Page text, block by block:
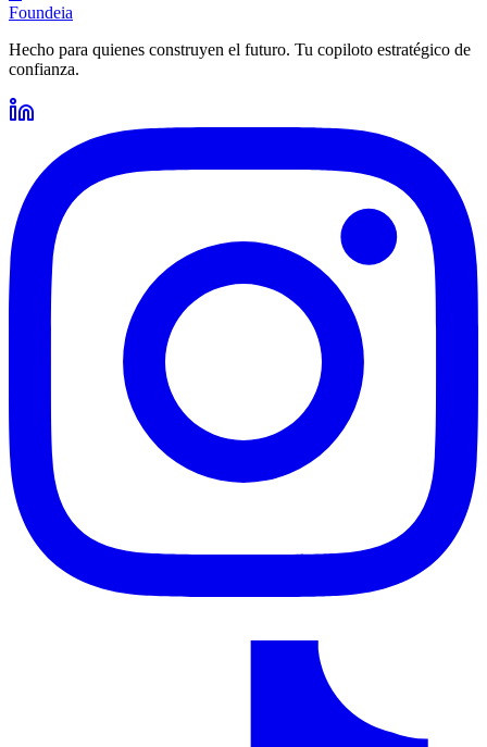
Foundeia
Hecho para quienes construyen el futuro. Tu copiloto estratégico de
confianza.